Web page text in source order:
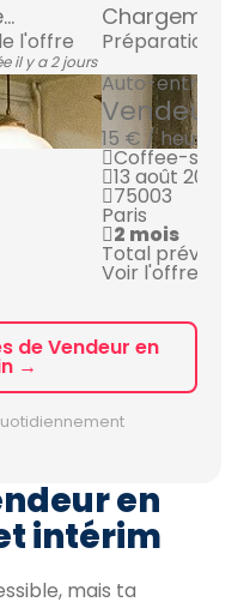
l'offre
il y a 2 jours
Chargement
Préparation
Auto-
Vendeur
15 € / heure
Coffee-shop
13 août 2026
75003
Paris
2 mois
Total
Voir l'offre
de Vendeur en
→
en
intérim
mais ta